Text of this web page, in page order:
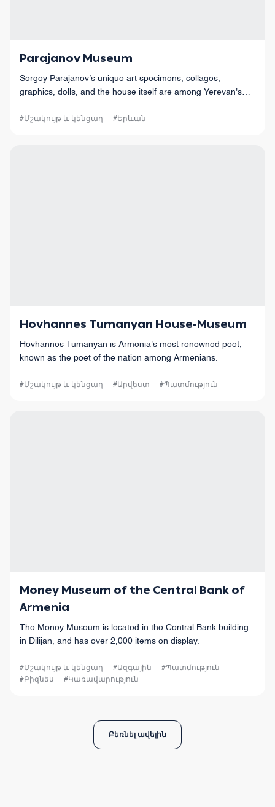
Parajanov Museum
Sergey Parajanov’s unique art specimens, collages,
graphics, dolls, and the house itself are among Yerevan's
#Մշակույթ և կենցաղ #Երևան
Hovhannes Tumanyan House-Museum
Hovhannes Tumanyan is Armenia's most renowned poet,
known as the poet of the nation among Armenians.
#Մշակույթ և կենցաղ #Արվեստ #Պատմություն
Money Museum of the Central Bank of
Armenia
The Money Museum is located in the Central Bank building
in Dilijan, and has over 2,000 items on display.
#Մշակույթ և կենցաղ #Ազգային
#Պատմություն
#Բիզնես
#Կառավարություն
Բեռնել ավելին